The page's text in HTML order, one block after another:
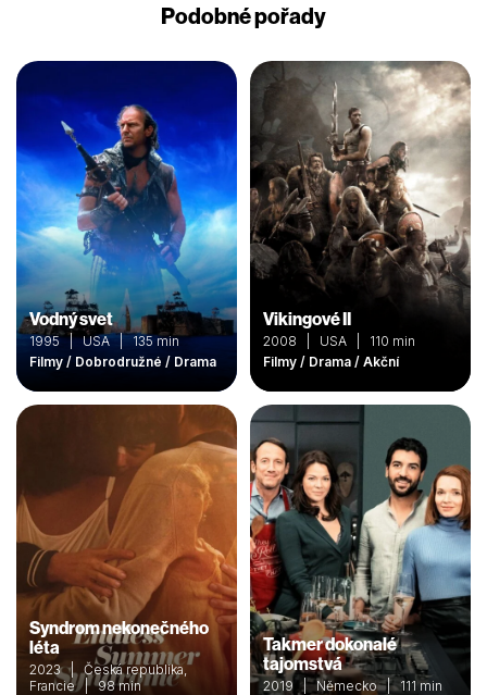
Podobné pořady
Vodný svet
1995 | USA | 135 min
Filmy / Dobrodružné / Drama
Vikingové II
2008 | USA | 110 min
Filmy / Drama / Akční
Syndrom nekonečného
léta
2023 | Česká republika,
Francie | 98 min
Takmer dokonalé
tajomstvá
2019 | Německo | 111 min